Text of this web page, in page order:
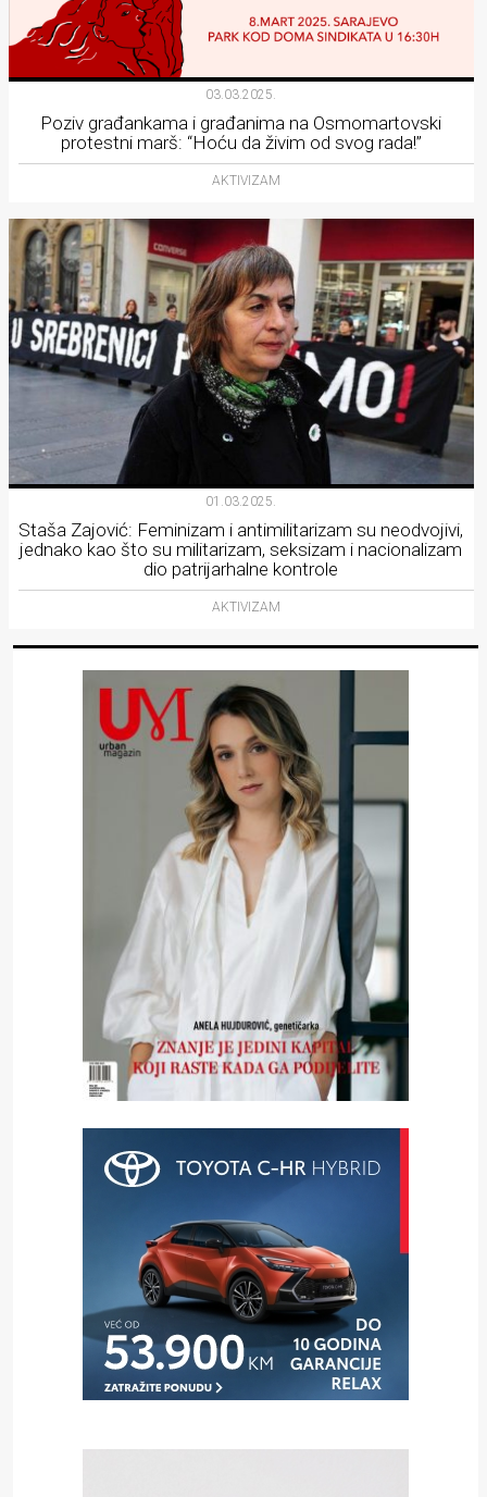
03.03.2025.
Poziv građankama i građanima na Osmomartovski
protestni marš: “Hoću da živim od svog rada!”
AKTIVIZAM
01.03.2025.
Staša Zajović: Feminizam i antimilitarizam su neodvojivi,
jednako kao što su militarizam, seksizam i nacionalizam
dio patrijarhalne kontrole
AKTIVIZAM